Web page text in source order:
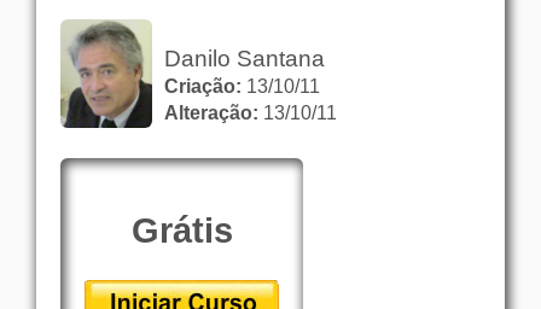
Danilo Santana
Criação: 13/10/11
Alteração: 13/10/11
Grátis